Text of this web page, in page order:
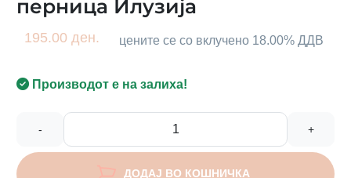
перница Илузија
195.00 ден. цените се со вклучено 18.00% ДДВ
Производот е на залиха!
- +
ДОДАЈ ВО КОШНИЧКА